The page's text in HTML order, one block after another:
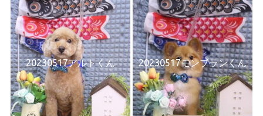
20230517アルトくん 20230517モンブランくん